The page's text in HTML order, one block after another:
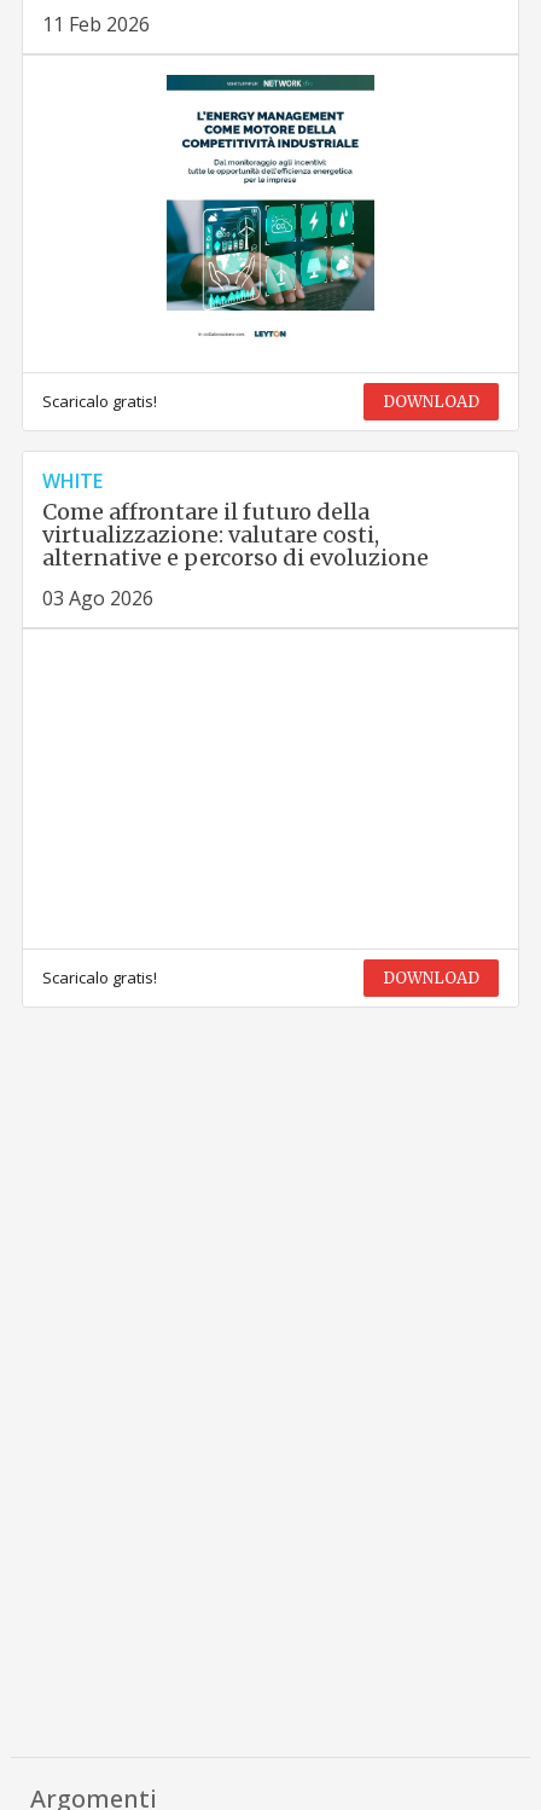
11 Feb 2026
Scaricalo gratis! DOWNLOAD
WHITE
Come affrontare il futuro della
virtualizzazione: valutare costi,
alternative e percorso di evoluzione
03 Ago 2026
Scaricalo gratis! DOWNLOAD
Argomenti